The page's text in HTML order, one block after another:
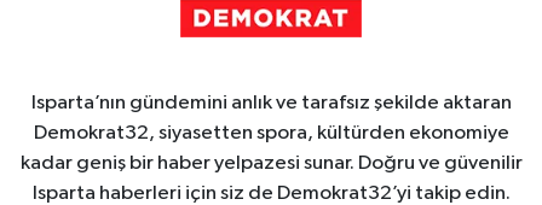
Isparta’nın gündemini anlık ve tarafsız şekilde aktaran
Demokrat32, siyasetten spora, kültürden ekonomiye
kadar geniş bir haber yelpazesi sunar. Doğru ve güvenilir
Isparta haberleri için siz de Demokrat32’yi takip edin.